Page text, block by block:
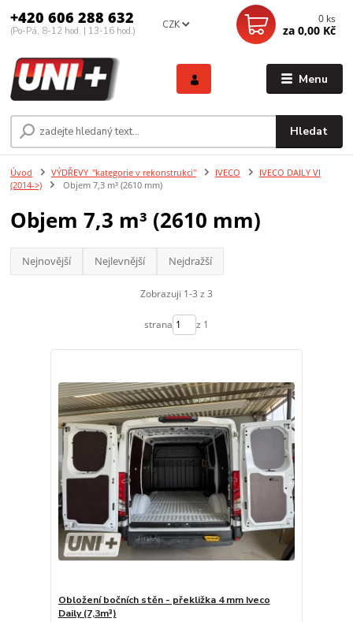
Menu
CZK
Hledat
+420 606 288 632
(Po-Pá, 8-12 hod. | 13-16 hod.)
0 ks
za 0,00 Kč
Úvod VÝDŘEVY_"kategorie v rekonstrukci" IVECO
IVECO DAILY VI
(2014->)
Objem 7,3 m³ (2610 mm)
Objem 7,3 m³ (2610 mm)
Nejnovější Nejlevnější Nejdražší
Zobrazuji 1-3 z 3
strana z 1
Obložení bočních stěn - překližka 4 mm Iveco
Daily (7,3m³)